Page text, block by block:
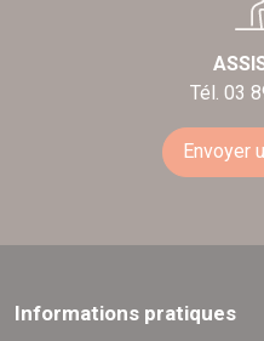
Tél. 03
Envoyer
Informations pratiques